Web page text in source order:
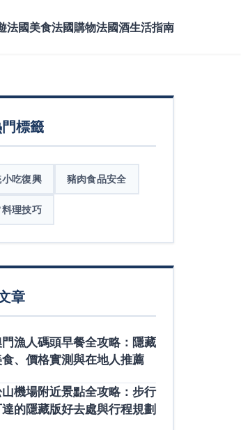
法國美食法國購物法國酒生活指南
標籤
吃復興 豬肉食品安全
理技巧
章
漁人碼頭早餐全攻略：隱藏
食、價格實測與在地人推薦
機場附近景點全攻略：步行
的隱藏版好去處與行程規劃